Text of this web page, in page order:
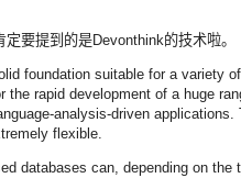
要提到的是Devonthink的技术啦。
foundation suitable for a variety
the rapid development of a huge
analysis-driven
flexible.
databases can, depending on the